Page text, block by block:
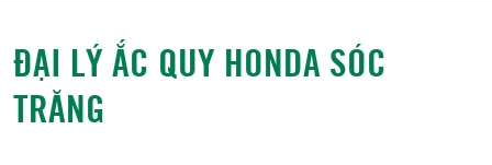
tốt
ĐẠI LÝ ẮC QUY HONDA SÓC
TRĂNG